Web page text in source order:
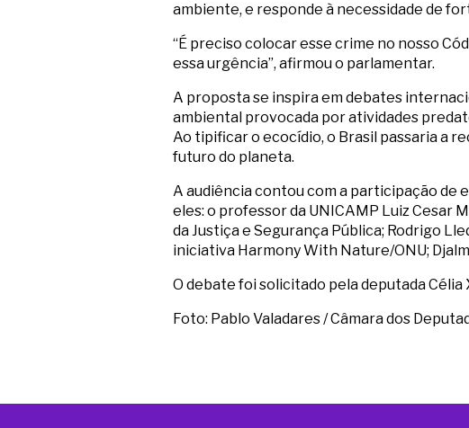
ambiente, e responde à necessidade de
“É preciso colocar esse crime no nosso
essa urgência”, afirmou o parlamentar.
A proposta se inspira em debates
ambiental provocada por atividades
Ao tipificar o ecocídio, o Brasil passaria a
futuro do planeta.
A audiência contou com a participação
eles: o professor da UNICAMP Luiz Cesar
da Justiça e Segurança Pública; Rodrigo
iniciativa Harmony With Nature/ONU;
O debate foi solicitado pela deputada Célia
Foto: Pablo Valadares / Câmara dos